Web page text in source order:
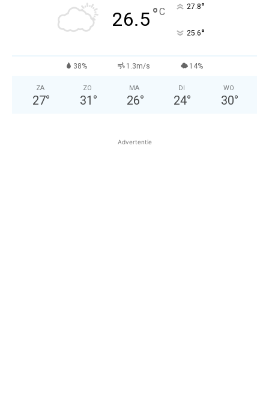
26.5°C 27.8°
25.6°
38% 1.3m/s 14%
ZA
27°
ZO
31 °
MA
26°
DI
24°
WO
30°
Advertentie